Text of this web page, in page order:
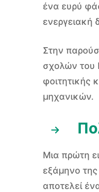
ένα ευρύ
ενεργειακή
Στην
σχολών του
φοιτητικής
μηχανικών.
Μια πρώτη
εξάμηνο
αποτελεί